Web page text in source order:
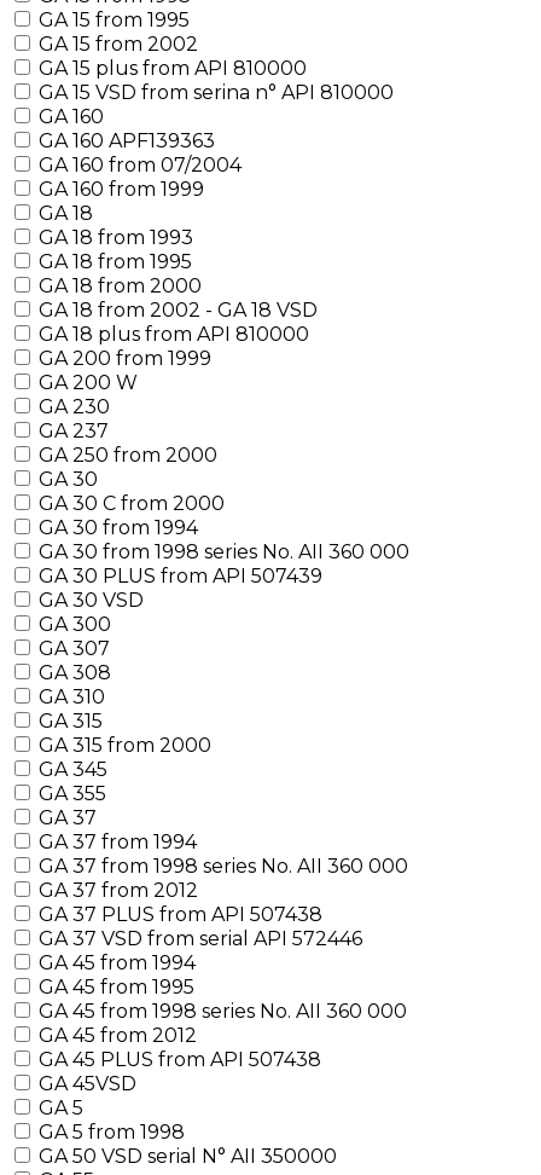
GA 15 from 1995
GA 15 from 2002
GA 15 plus from API 810000
GA 15 VSD from serina n° API 810000
GA 160
GA 160 APF139363
GA 160 from 07/2004
GA 160 from 1999
GA 18
GA 18 from 1993
GA 18 from 1995
GA 18 from 2000
GA 18 from 2002 - GA 18 VSD
GA 18 plus from API 810000
GA 200 from 1999
GA 200 W
GA 230
GA 237
GA 250 from 2000
GA 30
GA 30 C from 2000
GA 30 from 1994
GA 30 from 1998 series No. AII 360 000
GA 30 PLUS from API 507439
GA 30 VSD
GA 300
GA 307
GA 308
GA 310
GA 315
GA 315 from 2000
GA 345
GA 355
GA 37
GA 37 from 1994
GA 37 from 1998 series No. AII 360 000
GA 37 from 2012
GA 37 PLUS from API 507438
GA 37 VSD from serial API 572446
GA 45 from 1994
GA 45 from 1995
GA 45 from 1998 series No. AII 360 000
GA 45 from 2012
GA 45 PLUS from API 507438
GA 45VSD
GA 5
GA 5 from 1998
GA 50 VSD serial N° AII 350000